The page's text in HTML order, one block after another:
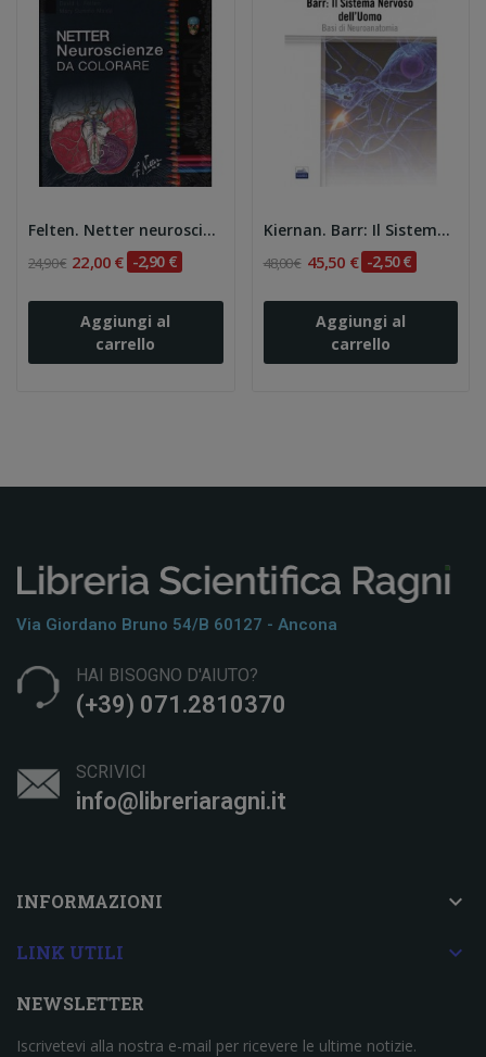
Felten. Netter neuroscienze da colorare
24,90 € 22,00 € -2,90 €
Aggiungi al
carrello
Kiernan. Barr: Il Sistema Nervoso dell'Uomo
48,00 € 45,50 € -2,50 €
Aggiungi al
carrello
Via Giordano Bruno 54/b 60127 - Ancona
HAI BISOGNO D'AIUTO?
(+39) 071.2810370
SCRIVICI
info@libreriaragni.it
INFORMAZIONI 
LINK UTILI 
NEWSLETTER
Iscrivetevi alla nostra e-mail per ricevere le ultime notizie.